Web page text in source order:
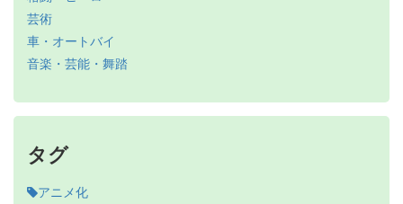
芸術
車・オートバイ
音楽・芸能・舞踏
タグ
アニメ化